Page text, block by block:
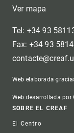
Ver mapa
Tel: +34 93
Fax: +34 93
Web elaborada
Web desarrollada por
Footer
SOBRE EL CREAF
El Centro